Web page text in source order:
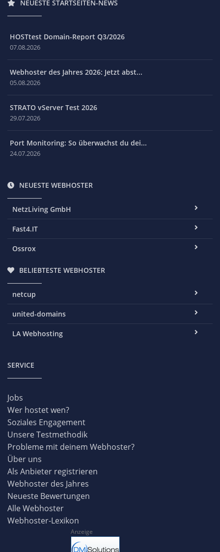
NEUESTE STARTSEITEN-NEWS
HOSTtest Domain-Report Q3/2026
07.08.2026
Webhoster des Jahres 2026: Jetzt abst...
05.08.2026
STRATO vServer Test 2026
29.07.2026
Port Monitoring: So überwachst du dei...
24.07.2026
NEUESTE WEBHOSTER
NetzLiving GmbH
Fast4.IT
Ossrox
BELIEBTESTE WEBHOSTER
netcup
united-domains
LA Webhosting
SERVICE
Jobs
Wer hostet wen?
Soziales Engagement
Unsere Testmethodik
Probleme mit deinem Webhoster?
Über uns
Als Anbieter registrieren
Webhoster des Jahres
Neueste Bewertungen
Alle Webhoster
Webhoster-Lexikon
Anzeige